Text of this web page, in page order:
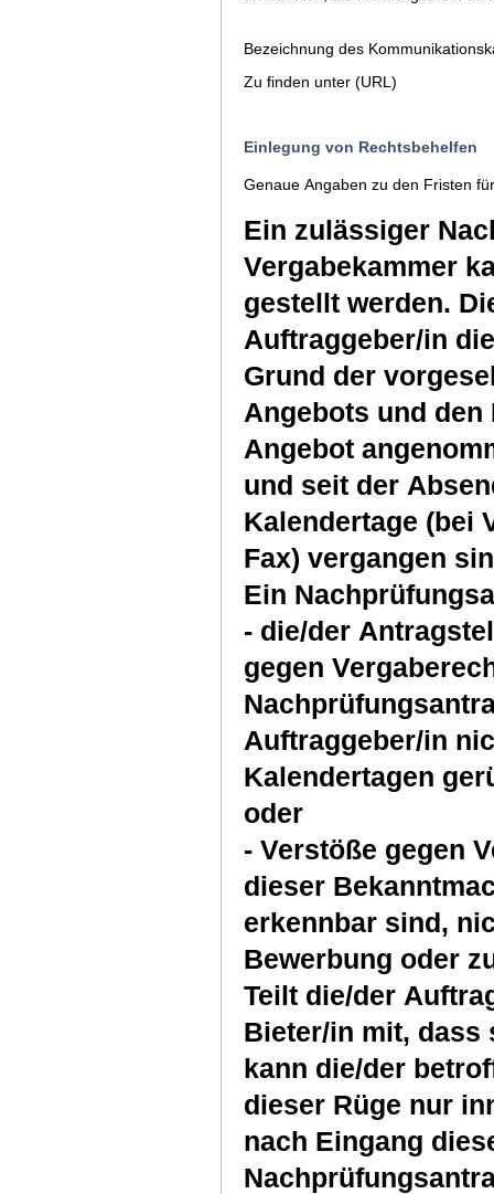
Bezeichnung des
Zu finden unter (URL)
Einlegung von Rechtsbehelfen
Genaue Angaben zu den Fristen
Ein zulässiger
Vergabekammer
gestellt werden.
Auftraggeber/in
Grund der
Angebots und den
Angebot
und seit der
Kalendertage (bei
Fax) vergangen
Ein
- die/der
gegen
Auftraggeber/in
Kalendertagen
oder
- Verstöße gegen
dieser
erkennbar sind,
Bewerbung oder
Teilt die/der
Bieter/in mit, dass
kann die/der
dieser Rüge nur
nach Eingang